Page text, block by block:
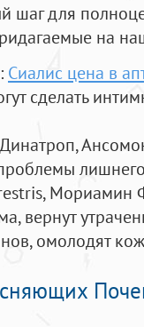
шаг для
на
Сиалис цена в
сделать
Мориамин
вернут
омолодят